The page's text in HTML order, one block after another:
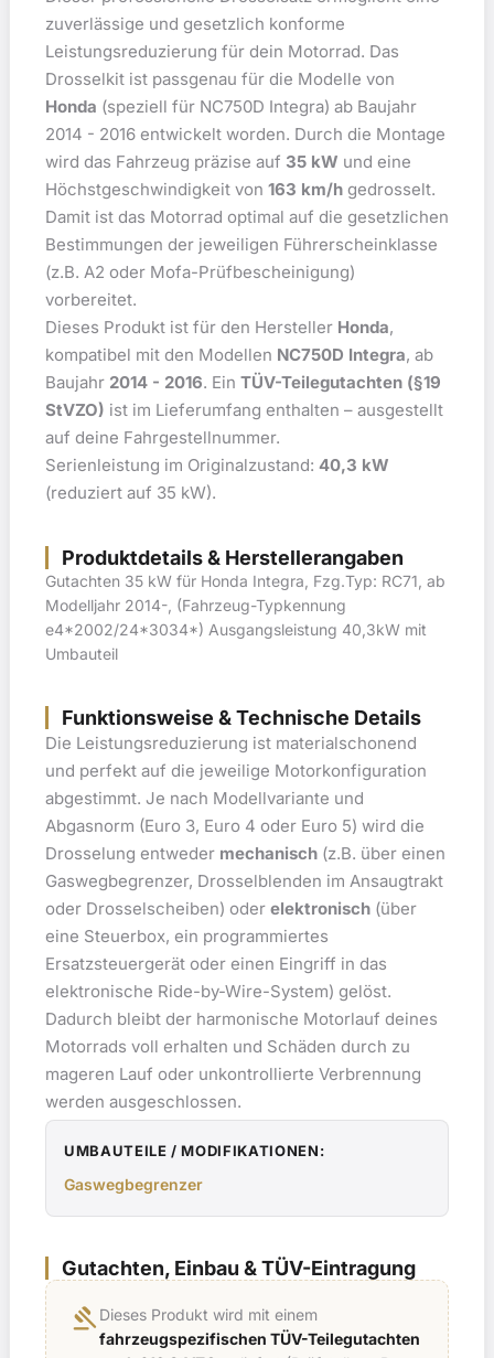
zuverlässige und gesetzlich konforme
Leistungsreduzierung für dein Motorrad. Das
Drosselkit ist passgenau für die Modelle von
Honda (speziell für NC750D Integra) ab Baujahr
2014 - 2016 entwickelt worden. Durch die Montage
wird das Fahrzeug präzise auf 35 kW und eine
Höchstgeschwindigkeit von 163 km/h gedrosselt.
Damit ist das Motorrad optimal auf die gesetzlichen
Bestimmungen der jeweiligen Führerscheinklasse
(z.B. A2 oder Mofa-Prüfbescheinigung)
vorbereitet.
Dieses Produkt ist für den Hersteller Honda,
kompatibel mit den Modellen NC750D Integra, ab
Baujahr 2014 - 2016. Ein TÜV-Teilegutachten (§19
StVZO) ist im Lieferumfang enthalten – ausgestellt
auf deine Fahrgestellnummer.
Serienleistung im Originalzustand: 40,3 kW
(reduziert auf 35 kW).
Produktdetails & Herstellerangaben
Gutachten 35 kW für Honda Integra, Fzg.Typ: RC71, ab
Modelljahr 2014-, (Fahrzeug-Typkennung
e4*2002/24*3034*) Ausgangsleistung 40,3kW mit
Umbauteil
Funktionsweise & Technische Details
Die Leistungsreduzierung ist materialschonend
und perfekt auf die jeweilige Motorkonfiguration
abgestimmt. Je nach Modellvariante und
Abgasnorm (Euro 3, Euro 4 oder Euro 5) wird die
Drosselung entweder mechanisch (z.B. über einen
Gaswegbegrenzer, Drosselblenden im Ansaugtrakt
oder Drosselscheiben) oder elektronisch (über
eine Steuerbox, ein programmiertes
Ersatzsteuergerät oder einen Eingriff in das
elektronische Ride-by-Wire-System) gelöst.
Dadurch bleibt der harmonische Motorlauf deines
Motorrads voll erhalten und Schäden durch zu
mageren Lauf oder unkontrollierte Verbrennung
werden ausgeschlossen.
UMBAUTEILE / MODIFIKATIONEN:
Gaswegbegrenzer
Gutachten, Einbau & TÜV-Eintragung
gavel Dieses Produkt wird mit einem
fahrzeugspezifischen TÜV-Teilegutachten